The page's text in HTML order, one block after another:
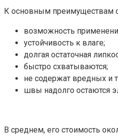
К основным преимуществам
возможность
устойчивость к влаге;
долгая остаточная
быстро схватываются;
не содержат вредных и
швы надолго остаются
В среднем, его стоимость